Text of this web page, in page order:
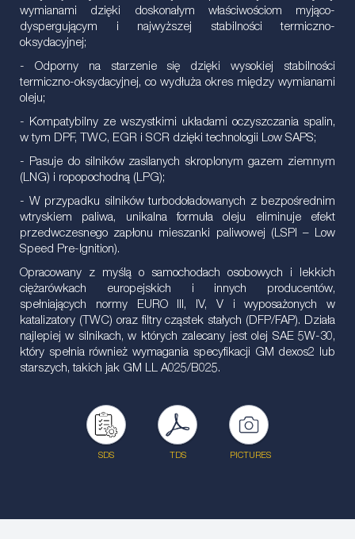
wymianami dzięki doskonałym właściwościom myjąco-
dyspergującym i najwyższej stabilności termiczno-
oksydacyjnej;
- Odporny na starzenie się dzięki wysokiej stabilności
termiczno-oksydacyjnej, co wydłuża okres między wymianami
oleju;
- Kompatybilny ze wszystkimi układami oczyszczania spalin,
w tym DPF, TWC, EGR i SCR dzięki technologii Low SAPS;
- Pasuje do silników zasilanych skroplonym gazem ziemnym
(LNG) i ropopochodną (LPG);
- W przypadku silników turbodoładowanych z bezpośrednim
wtryskiem paliwa, unikalna formuła oleju eliminuje efekt
przedwczesnego zapłonu mieszanki paliwowej (LSPI – Low
Speed Pre-Ignition).
Opracowany z myślą o samochodach osobowych i lekkich
ciężarówkach europejskich i innych producentów,
spełniających normy EURO III, IV, V i wyposażonych w
katalizatory (TWC) oraz filtry cząstek stałych (DFP/FAP). Działa
najlepiej w silnikach, w których zalecany jest olej SAE 5W-30,
który spełnia również wymagania specyfikacji GM dexos2 lub
starszych, takich jak GM LL A025/B025.
SDS TDS PICTURES